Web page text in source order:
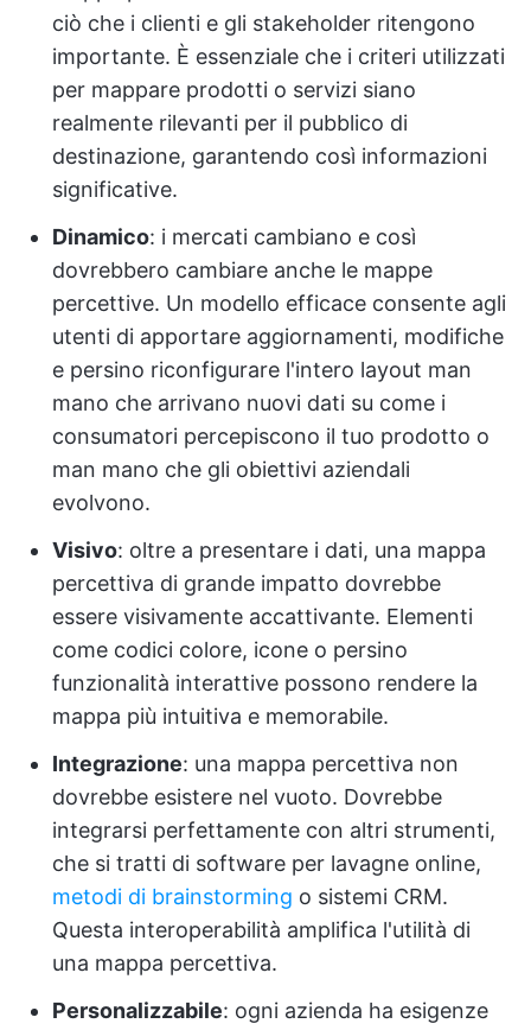
ciò che i clienti e gli stakeholder ritengono
importante. È essenziale che i criteri utilizzati
per mappare prodotti o servizi siano
realmente rilevanti per il pubblico di
destinazione, garantendo così informazioni
significative.
Dinamico: i mercati cambiano e così
dovrebbero cambiare anche le mappe
percettive. Un modello efficace consente agli
utenti di apportare aggiornamenti, modifiche
e persino riconfigurare l'intero layout man
mano che arrivano nuovi dati su come i
consumatori percepiscono il tuo prodotto o
man mano che gli obiettivi aziendali
evolvono.
Visivo: oltre a presentare i dati, una mappa
percettiva di grande impatto dovrebbe
essere visivamente accattivante. Elementi
come codici colore, icone o persino
funzionalità interattive possono rendere la
mappa più intuitiva e memorabile.
Integrazione: una mappa percettiva non
dovrebbe esistere nel vuoto. Dovrebbe
integrarsi perfettamente con altri strumenti,
che si tratti di software per lavagne online,
metodi di brainstorming o sistemi CRM.
Questa interoperabilità amplifica l'utilità di
una mappa percettiva.
Personalizzabile: ogni azienda ha esigenze